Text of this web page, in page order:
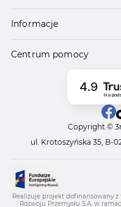
Informacje
Centrum pomocy
4.9
Na
Copyright ©
ul. Krotoszyńska 35, B-
Realizuje projekt dofinansowany
Rozwoju Przemysłu S.A. w